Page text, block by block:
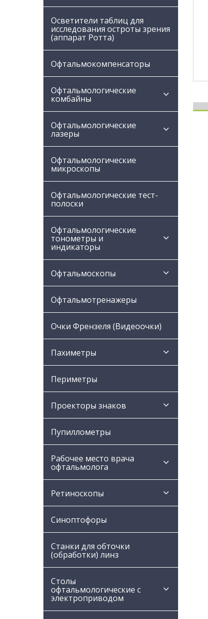
Осветители таблиц для
исследования остроты зрения
(аппарат Ротта)
Офтальмокомпенсаторы
Офтальмологические
комбайны
Офтальмологические
лазеры
Офтальмологические
микроскопы
Офтальмологические тест-
полоски
Офтальмологические
тонометры и
индикаторы
Офтальмоскопы
Офтальмотренажеры
Очки Френзеля (Видеоочки)
Пахиметры
Периметры
Проекторы знаков
Пупиллометры
Рабочее место врача
офтальмолога
Ретиноскопы
Синоптофоры
Станки для обточки
(обработки) линз
Столы
офтальмологические с
электроприводом